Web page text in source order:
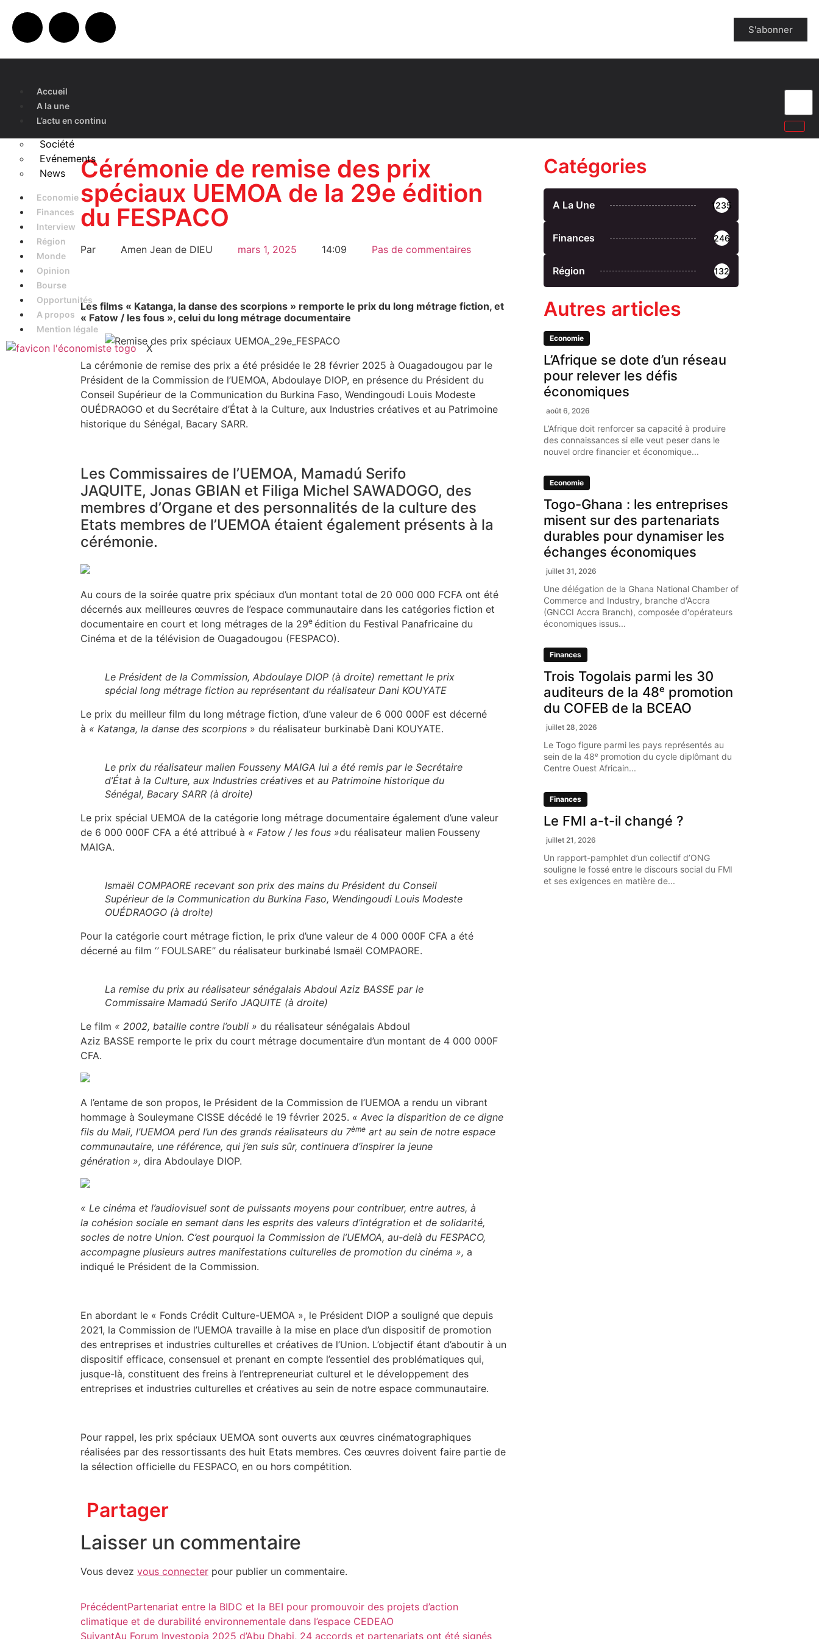
S'abonner
Accueil
A la une
L’actu en continu
Société
Evénements
News
Economie
Finances
Interview
Région
Monde
Opinion
Bourse
Opportunités
A propos
Mention légale
X
Cérémonie de remise des prix
spéciaux UEMOA de la 29e édition
du FESPACO
Par Amen Jean de DIEU mars 1, 2025 14:09 Pas de commentaires
Les films « Katanga, la danse des scorpions » remporte le prix du long métrage fiction, et
« Fatow / les fous », celui du long métrage documentaire
La cérémonie de remise des prix a été présidée le 28 février 2025 à Ouagadougou par le
Président de la Commission de l’UEMOA, Abdoulaye DIOP, en présence du Président du
Conseil Supérieur de la Communication du Burkina Faso, Wendingoudi Louis Modeste
OUÉDRAOGO et du Secrétaire d’État à la Culture, aux Industries créatives et au Patrimoine
historique du Sénégal, Bacary SARR.
Les Commissaires de l’UEMOA, Mamadú Serifo
JAQUITE, Jonas GBIAN et Filiga Michel SAWADOGO, des
membres d’Organe et des personnalités de la culture des
Etats membres de l’UEMOA étaient également présents à la
cérémonie.
Au cours de la soirée quatre prix spéciaux d’un montant total de 20 000 000 FCFA ont été
décernés aux meilleures œuvres de l’espace communautaire dans les catégories fiction et
documentaire en court et long métrages de la 29e édition du Festival Panafricaine du
Cinéma et de la télévision de Ouagadougou (FESPACO).
Le Président de la Commission, Abdoulaye DIOP (à droite) remettant le prix
spécial long métrage fiction au représentant du réalisateur Dani KOUYATE
Le prix du meilleur film du long métrage fiction, d’une valeur de 6 000 000F est décerné
à « Katanga, la danse des scorpions » du réalisateur burkinabè Dani KOUYATE.
Le prix du réalisateur malien Fousseny MAIGA lui a été remis par le Secrétaire
d’État à la Culture, aux Industries créatives et au Patrimoine historique du
Sénégal, Bacary SARR (à droite)
Le prix spécial UEMOA de la catégorie long métrage documentaire également d’une valeur
de 6 000 000F CFA a été attribué à « Fatow / les fous »du réalisateur malien Fousseny
MAIGA.
Ismaël COMPAORE recevant son prix des mains du Président du Conseil
Supérieur de la Communication du Burkina Faso, Wendingoudi Louis Modeste
OUÉDRAOGO (à droite)
Pour la catégorie court métrage fiction, le prix d’une valeur de 4 000 000F CFA a été
décerné au film ‘’FOULSARE’’ du réalisateur burkinabé Ismaël COMPAORE. ​​​​​​​
La remise du prix au réalisateur sénégalais Abdoul Aziz BASSE par le
Commissaire Mamadú Serifo JAQUITE (à droite)
Le film « 2002, bataille contre l’oubli » du réalisateur sénégalais Abdoul
Aziz BASSE remporte le prix du court métrage documentaire d’un montant de 4 000 000F
CFA. ​​​​​​​
A l’entame de son propos, le Président de la Commission de l’UEMOA a rendu un vibrant
hommage à Souleymane CISSE décédé le 19 février 2025. « Avec la disparition de ce digne
fils du Mali, l’UEMOA perd l’un des grands réalisateurs du 7ème art au sein de notre espace
communautaire, une référence, qui j’en suis sûr, continuera d’inspirer la jeune
génération », dira Abdoulaye DIOP.
« Le cinéma et l’audiovisuel sont de puissants moyens pour contribuer, entre autres, à
la cohésion sociale en semant dans les esprits des valeurs d’intégration et de solidarité,
socles de notre Union. C’est pourquoi la Commission de l’UEMOA, au-delà du FESPACO,
accompagne plusieurs autres manifestations culturelles de promotion du cinéma », a
indiqué le Président de la Commission.
En abordant le « Fonds Crédit Culture-UEMOA », le Président DIOP a souligné que depuis
2021, la Commission de l’UEMOA travaille à la mise en place d’un dispositif de promotion
des entreprises et industries culturelles et créatives de l’Union. L’objectif étant d’aboutir à un
dispositif efficace, consensuel et prenant en compte l’essentiel des problématiques qui,
jusque-là, constituent des freins à l’entrepreneuriat culturel et le développement des
entreprises et industries culturelles et créatives au sein de notre espace communautaire.
Pour rappel, les prix spéciaux UEMOA sont ouverts aux œuvres cinématographiques
réalisées par des ressortissants des huit Etats membres. Ces œuvres doivent faire partie de
la sélection officielle du FESPACO, en ou hors compétition.
Partager
Laisser un commentaire
Vous devez vous connecter pour publier un commentaire.
PrécédentPartenariat entre la BIDC et la BEI pour promouvoir des projets d’action
climatique et de durabilité environnementale dans l’espace CEDEAO
SuivantAu Forum Investopia 2025 d’Abu Dhabi, 24 accords et partenariats ont été signés
Catégories
A La Une 1235
Finances 246
Région 132
Autres articles
Economie
L’Afrique se dote d’un réseau
pour relever les défis
économiques
août 6, 2026
L’Afrique doit renforcer sa capacité à produire
des connaissances si elle veut peser dans le
nouvel ordre financier et économique...
Economie
Togo-Ghana : les entreprises
misent sur des partenariats
durables pour dynamiser les
échanges économiques
juillet 31, 2026
Une délégation de la Ghana National Chamber of
Commerce and Industry, branche d'Accra
(GNCCI Accra Branch), composée d'opérateurs
économiques issus...
Finances
Trois Togolais parmi les 30
auditeurs de la 48ᵉ promotion
du COFEB de la BCEAO
juillet 28, 2026
Le Togo figure parmi les pays représentés au
sein de la 48ᵉ promotion du cycle diplômant du
Centre Ouest Africain...
Finances
Le FMI a-t-il changé ?
juillet 21, 2026
Un rapport-pamphlet d’un collectif d’ONG
souligne le fossé entre le discours social du FMI
et ses exigences en matière de...